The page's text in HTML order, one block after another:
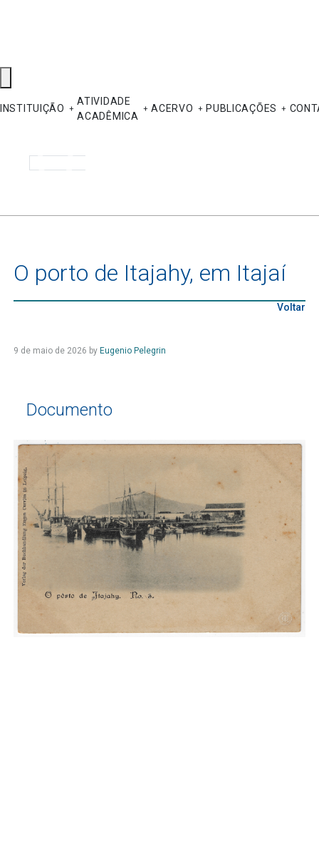
INSTITUIÇÃO
ATIVIDADE
ACADÊMICA
ACERVO PUBLICAÇÕES
O porto de Itajahy, em Itajaí
Voltar
9 de maio de 2026 by Eugenio Pelegrin
Documento